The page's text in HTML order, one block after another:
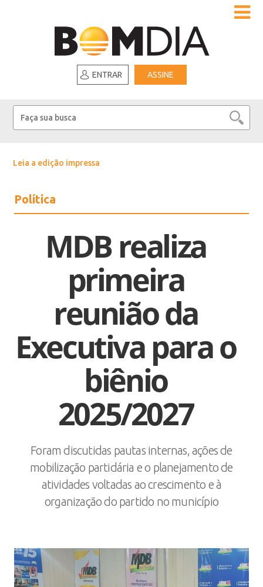
ENTRAR ASSINE
Leia a edição impressa
Política
MDB realiza
primeira
reunião da
Executiva para o
biênio
2025/2027
Foram discutidas pautas internas, ações de
mobilização partidária e o planejamento de
atividades voltadas ao crescimento e à
organização do partido no município